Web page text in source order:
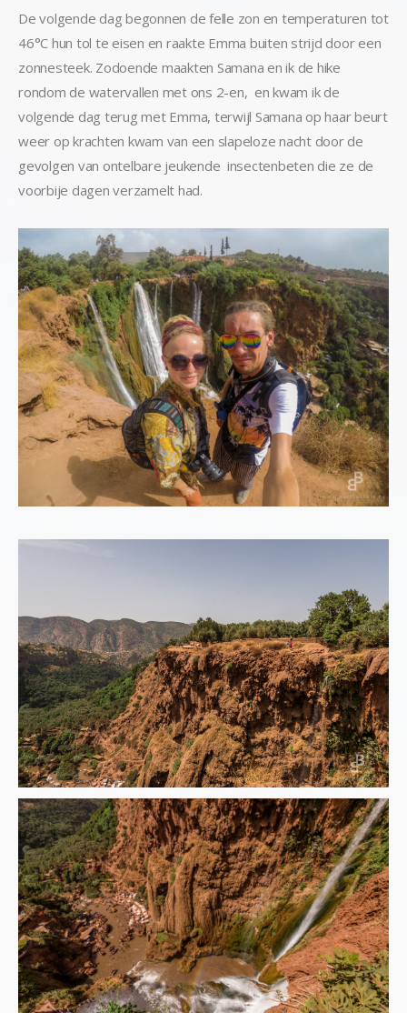
De volgende dag begonnen de felle zon en temperaturen tot
46°C hun tol te eisen en raakte Emma buiten strijd door een
zonnesteek. Zodoende maakten Samana en ik de hike
rondom de watervallen met ons 2-en, en kwam ik de
volgende dag terug met Emma, terwijl Samana op haar beurt
weer op krachten kwam van een slapeloze nacht door de
gevolgen van ontelbare jeukende insectenbeten die ze de
voorbije dagen verzamelt had.